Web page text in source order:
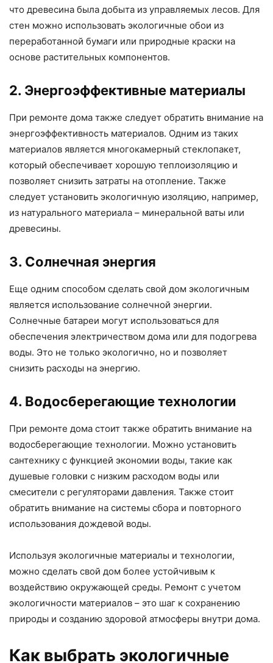
что древесина была добыта из управляемых лесов. Для
стен можно использовать экологичные обои из
переработанной бумаги или природные краски на
основе растительных компонентов.
2. Энергоэффективные материалы
При ремонте дома также следует обратить внимание на
энергоэффективность материалов. Одним из таких
материалов является многокамерный стеклопакет,
который обеспечивает хорошую теплоизоляцию и
позволяет снизить затраты на отопление. Также
следует установить экологичную изоляцию, например,
из натурального материала – минеральной ваты или
древесины.
3. Солнечная энергия
Еще одним способом сделать свой дом экологичным
является использование солнечной энергии.
Солнечные батареи могут использоваться для
обеспечения электричеством дома или для подогрева
воды. Это не только экологично, но и позволяет
снизить расходы на энергию.
4. Водосберегающие технологии
При ремонте дома стоит также обратить внимание на
водосберегающие технологии. Можно установить
сантехнику с функцией экономии воды, такие как
душевые головки с низким расходом воды или
смесители с регуляторами давления. Также стоит
обратить внимание на системы сбора и повторного
использования дождевой воды.
Используя экологичные материалы и технологии,
можно сделать свой дом более устойчивым к
воздействию окружающей среды. Ремонт с учетом
экологичности материалов – это шаг к сохранению
природы и созданию здоровой атмосферы внутри дома.
Как выбрать экологичные